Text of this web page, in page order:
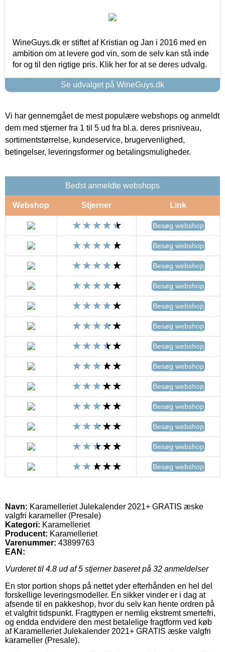
WineGuys.dk er stiftet af Kristian og Jan i 2016 med en
ambition om at levere god vin, som de selv kan stå inde
for og til den rigtige pris. Klik her for at se deres udvalg.
Se udvalget på WineGuys.dk
Vi har gennemgået de mest populære webshops og anmeldt
dem med stjerner fra 1 til 5 ud fra bl.a. deres prisniveau,
sortimentstørrelse, kundeservice, brugervenlighed,
betingelser, leveringsformer og betalingsmuligheder.
Bedst anmeldte webshops
Webshop Stjerner Link
Besøg webshop
Besøg webshop
Besøg webshop
Besøg webshop
Besøg webshop
Besøg webshop
Besøg webshop
Besøg webshop
Besøg webshop
Besøg webshop
Besøg webshop
Besøg webshop
Besøg webshop
Navn: Karamelleriet Julekalender 2021+ GRATIS æske
valgfri karameller (Presale)
Kategori: Karamelleriet
Producent: Karamelleriet
Varenummer: 43899763
EAN:
Vurderet til 4.8 ud af 5 stjerner baseret på 32 anmeldelser
En stor portion shops på nettet yder efterhånden en hel del
forskellige leveringsmodeller. En sikker vinder er i dag at
afsende til en pakkeshop, hvor du selv kan hente ordren på
et valgfrit tidspunkt. Fragttypen er nemlig ekstremt smertefri,
og endda endvidere den mest betalelige fragtform ved køb
af Karamelleriet Julekalender 2021+ GRATIS æske valgfri
karameller (Presale).